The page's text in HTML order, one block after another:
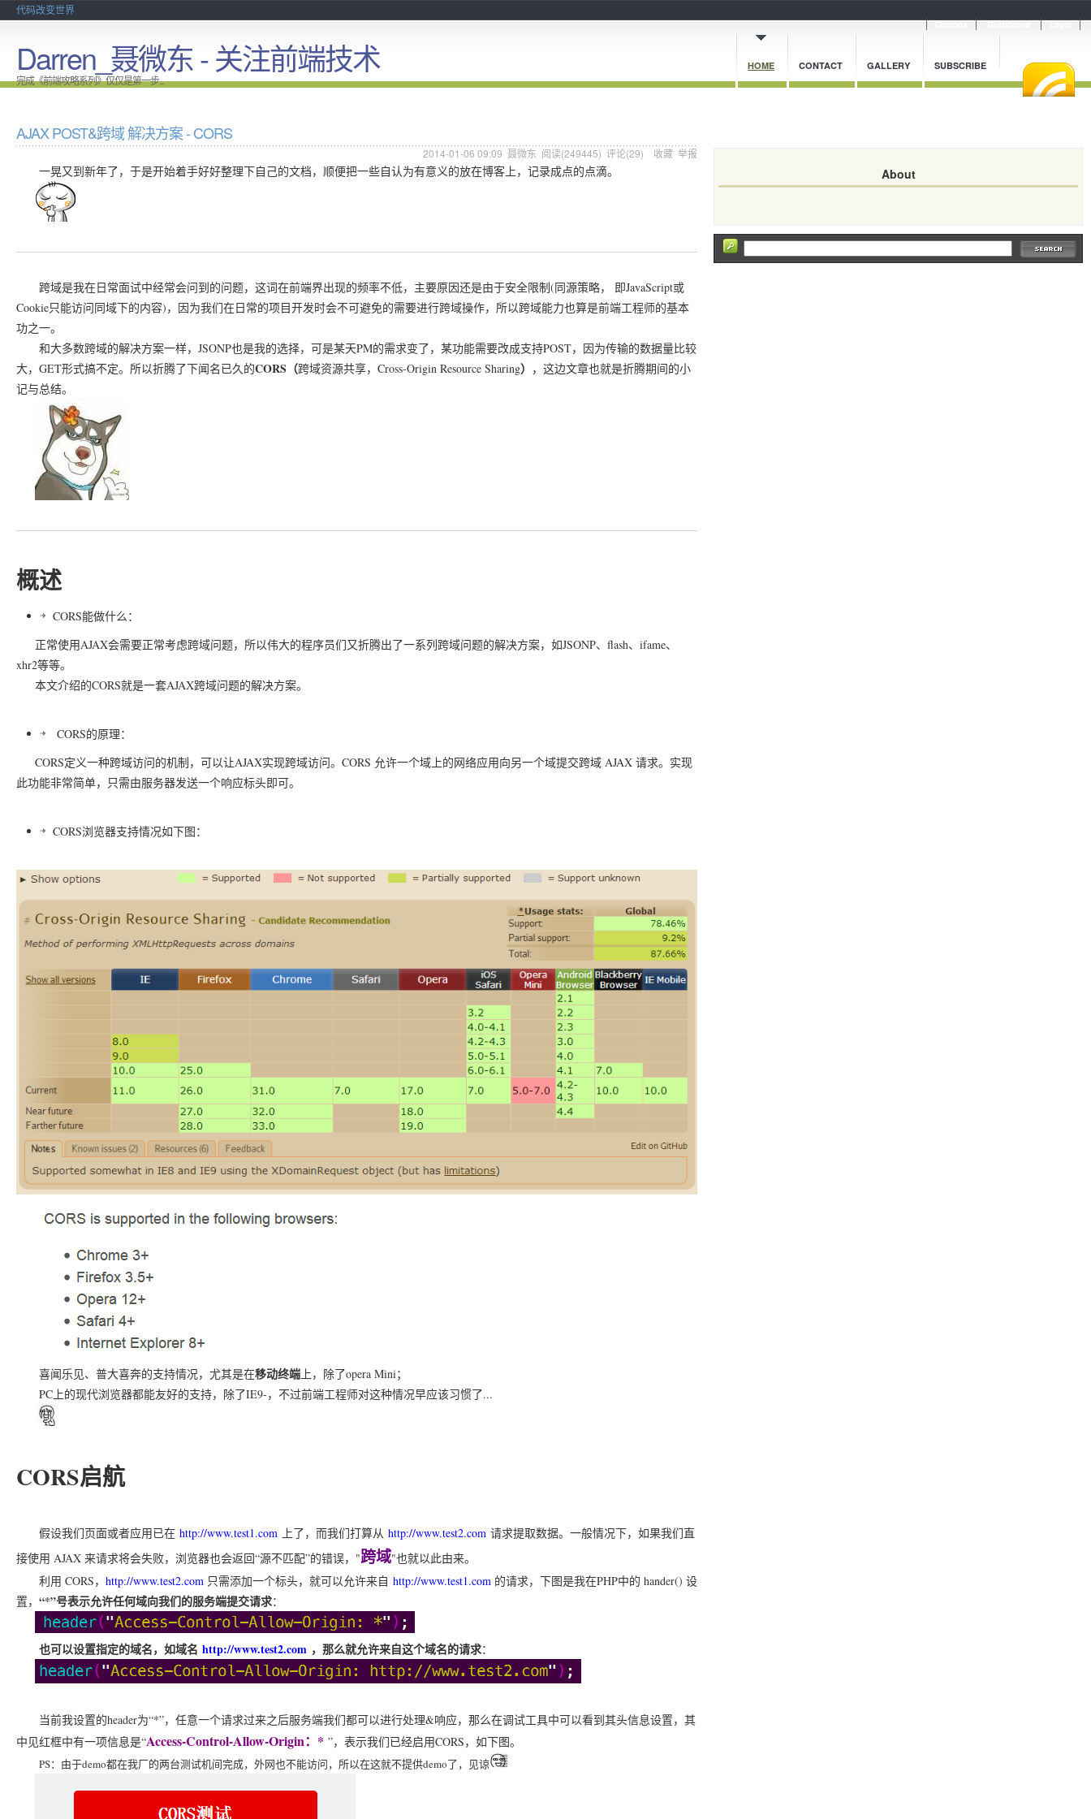
代码改变世界
HOME CONTACT GALLERY SUBSCRIBE
Darren_聂微东 - 关注前端技术
完成《前端攻略系列》仅仅是第一步...
AJAX POST&跨域 解决方案 - CORS
2014-01-06 09:09 聂微东 阅读(249445) 评论(29) 收藏 举报
一晃又到新年了，于是开始着手好好整理下自己的文档，顺便把一些自认为有意义的放在博客上，记录成点的点滴。
跨域是我在日常面试中经常会问到的问题，这词在前端界出现的频率不低，主要原因还是由于安全限制(同源策略， 即JavaScript或
Cookie只能访问同域下的内容)，因为我们在日常的项目开发时会不可避免的需要进行跨域操作，所以跨域能力也算是前端工程师的基本
功之一。
和大多数跨域的解决方案一样，JSONP也是我的选择，可是某天PM的需求变了，某功能需要改成支持POST，因为传输的数据量比较
大，GET形式搞不定。所以折腾了下闻名已久的CORS（跨域资源共享，Cross-Origin Resource Sharing） ，这边文章也就是折腾期间的小
记与总结。
概述
CORS能做什么：
正常使用AJAX会需要正常考虑跨域问题，所以伟大的程序员们又折腾出了一系列跨域问题的解决方案，如JSONP、flash、ifame、
xhr2等等。
本文介绍的CORS就是一套AJAX跨域问题的解决方案。
CORS的原理：
CORS定义一种跨域访问的机制，可以让AJAX实现跨域访问。CORS 允许一个域上的网络应用向另一个域提交跨域 AJAX 请求。实现
此功能非常简单，只需由服务器发送一个响应标头即可。
CORS浏览器支持情况如下图：
喜闻乐见、普大喜奔的支持情况，尤其是在移动终端 上，除了opera Mini；
PC上的现代浏览器都能友好的支持，除了IE9-，不过前端工程师对这种情况早应该习惯了...
CORS启航
假设我们页面或者应用已在 http://www.test1.com 上了，而我们打算从 http://www.test2.com 请求提取数据。一般情况下，如果我们直
接使用 AJAX 来请求将会失败，浏览器也会返回“源不匹配”的错误，"跨域"也就以此由来。
利用 CORS， http://www.test2.com 只需添加一个标头，就可以允许来自 http://www.test1.com 的请求，下图是我在PHP中的 hander() 设
置， “*”号表示允许任何域向我们的服务端提交请求：
也可以设置指定的域名，如域名 http://www.test2.com ，那么就允许来自这个域名的请求：
当前我设置的header为“*”，任意一个请求过来之后服务端我们都可以进行处理&响应，那么在调试工具中可以看到其头信息设置，其
中见红框中有一项信息是“Access-Control-Allow-Origin：* ”，表示我们已经启用CORS，如下图。
PS： 由于demo都在我厂的两台测试机间完成，外网也不能访问，所以在这就不提供demo了，见谅
About